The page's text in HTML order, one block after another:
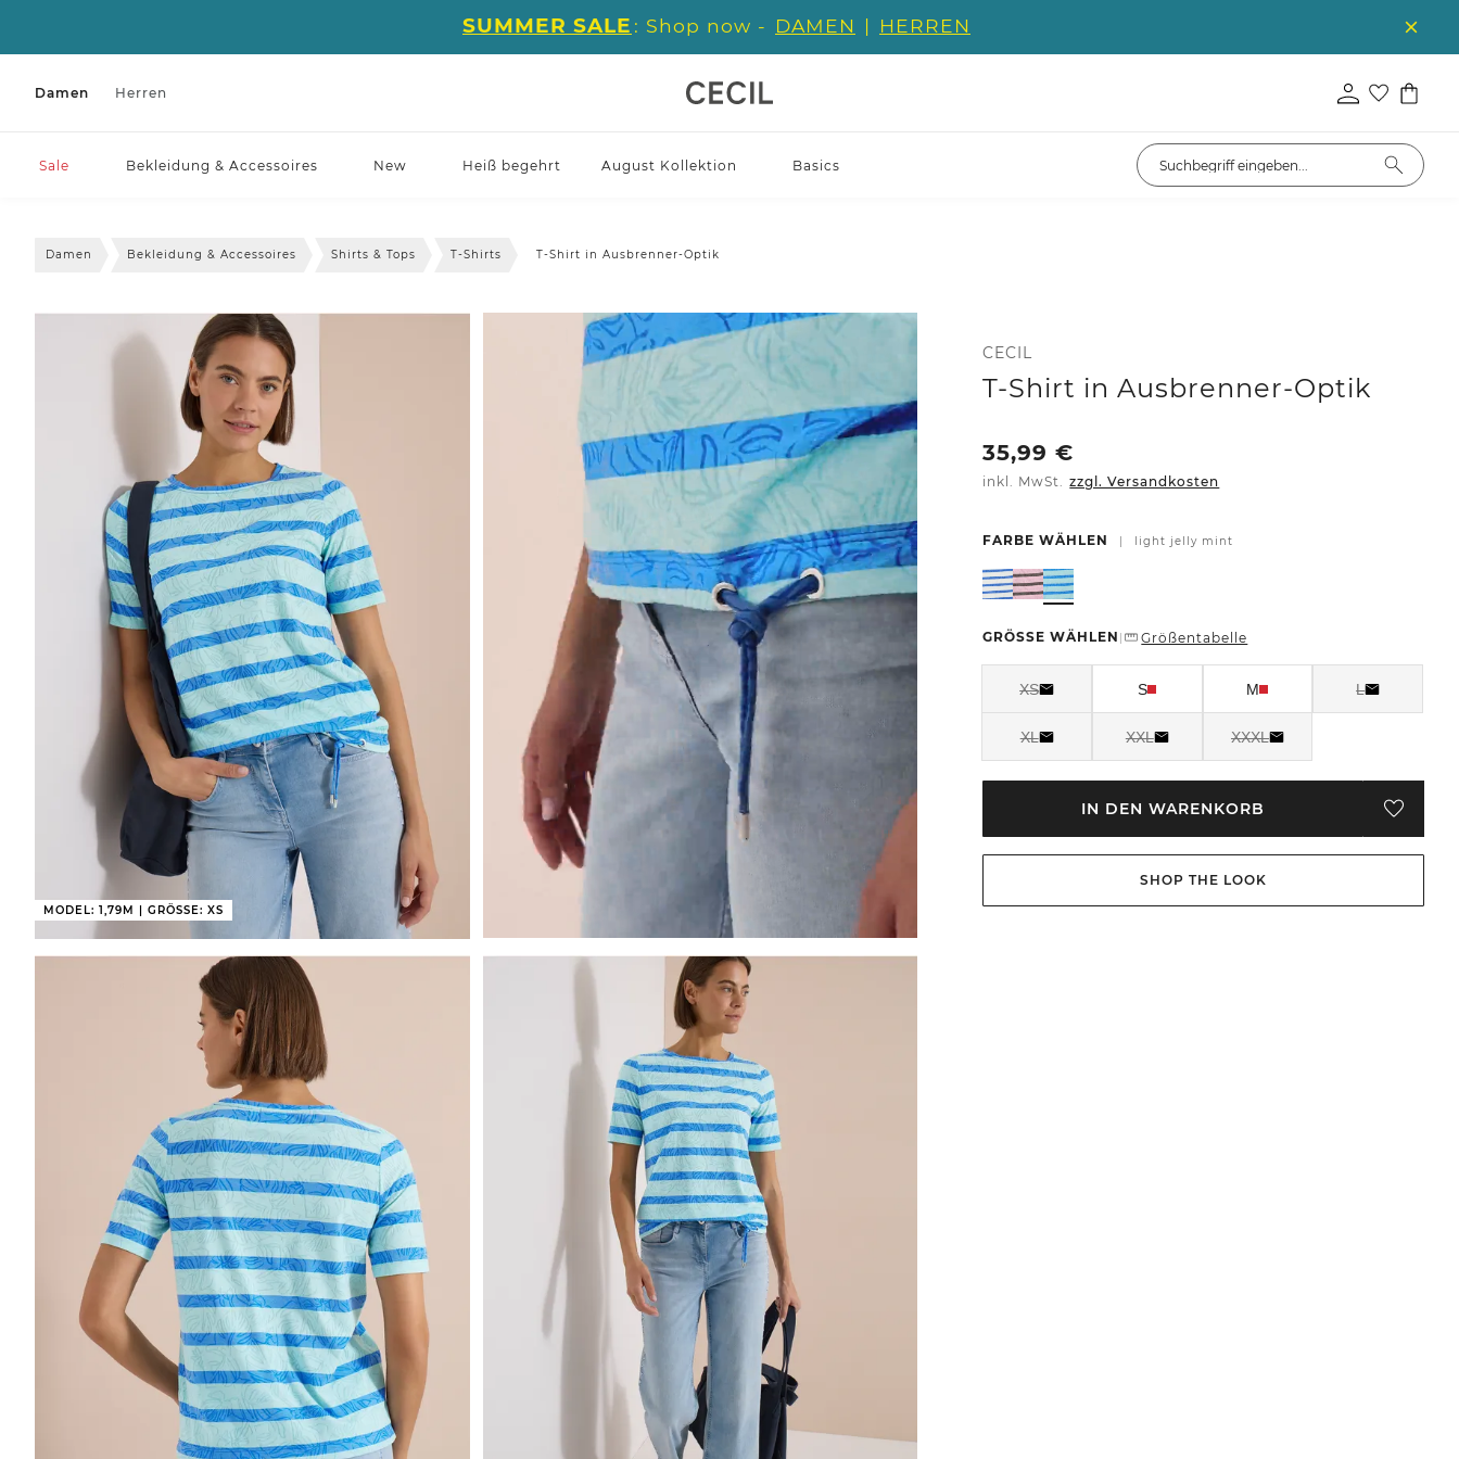
SUMMER SALE : Shop now - DAMEN | HERREN
Damen Herren
Sale Bekleidung & Accessoires New Heiß begehrt August Kollektion Basics
Damen Bekleidung & Accessoires Shirts & Tops T-Shirts T-Shirt in Ausbrenner-Optik
MODEL: 1,79M | GRÖSSE: XS
CECIL
T-Shirt in Ausbrenner-Optik
35,99€
inkl. MwSt. zzgl. Versandkosten
FARBE WÄHLEN | light jelly mint
GRÖSSE WÄHLEN | Größentabelle
XS S M L
XL XXL XXXL
IN DEN WARENKORB
SHOP THE LOOK